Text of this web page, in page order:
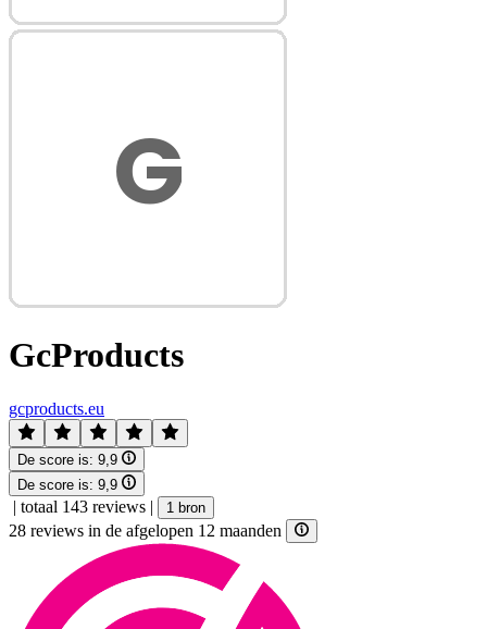
GcProducts
gcproducts.eu
De score is: 9,9
De score is: 9,9
| totaal 143 reviews | 1 bron
28 reviews in de afgelopen 12 maanden